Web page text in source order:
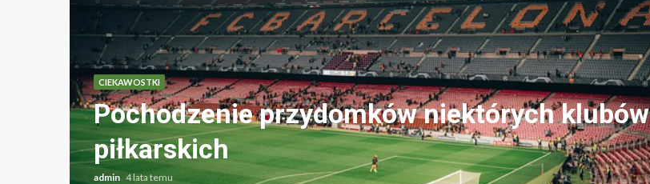
CIEKAWOSTKI
Pochodzenie przydomków niektórych klubów
piłkarskich
admin 4 lata temu